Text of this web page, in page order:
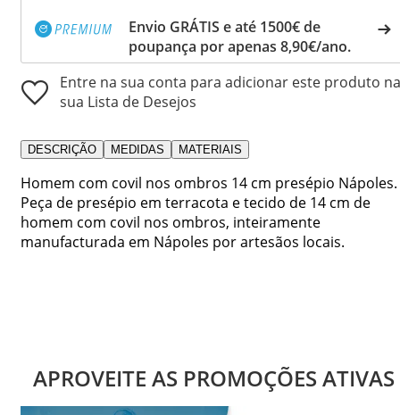
Envio GRÁTIS e até 1500€ de
poupança por apenas 8,90€/ano.
Entre na sua conta para adicionar este produto na
sua Lista de Desejos
DESCRIÇÃO MEDIDAS MATERIAIS
Homem com covil nos ombros 14 cm presépio Nápoles.
Peça de presépio em terracota e tecido de 14 cm de
homem com covil nos ombros, inteiramente
manufacturada em Nápoles por artesãos locais.
APROVEITE AS PROMOÇÕES ATIVAS